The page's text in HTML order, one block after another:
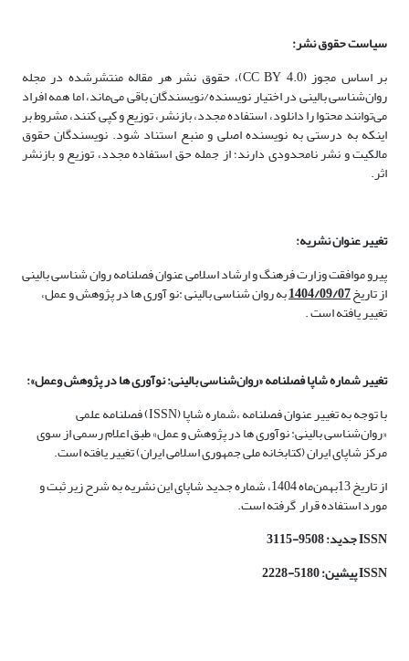
سیاست حقوق نشر:
بر اساس مجوز (CC BY 4.0)، حقوق نشر هر مقاله منتشرشده در مجله
روان‌شناسی بالینی در اختیار نویسنده/نویسندگان باقی می‌ماند، اما همه افراد
می‌توانند محتوا را دانلود، استفاده مجدد، بازنشر، توزیع و کپی کنند، مشروط بر
اینکه به درستی به نویسنده اصلی و منبع استناد شود. نویسندگان حقوق
مالکیت و نشر نامحدودی دارند؛ از جمله حق استفاده مجدد، توزیع و بازنشر
اثر.
تغییر عنوان نشریه:
پیرو موافقت وزارت فرهنگ و ارشاد اسلامی عنوان فصلنامه روان شناسی بالینی
از تاریخ1404/09/07به روان شناسی بالینی :نو آوری ها در پژوهش و عمل،
تغییر یافته است .
تغییر شماره شاپا فصلنامه «روان‌شناسی بالینی: نوآوری ها در پژوهش وعمل»:
با توجه به تغییر عنوان فصلنامه ،شماره شاپا (ISSN) فصلنامه علمی
«روان‌شناسی بالینی: نوآوری ها در پژوهش و عمل» طبق اعلام رسمی از سوی
مرکز شاپای ایران (کتابخانه ملی جمهوری اسلامی ایران) تغییر یافته است.
از تاریخ 13بهمن‌ماه 1404، شماره جدید شاپای این نشریه به شرح زیر ثبت و
مورد استفاده قرار گرفته است.
ISSNجدید: 9508-3115
ISSNپیشین:5180-
2228